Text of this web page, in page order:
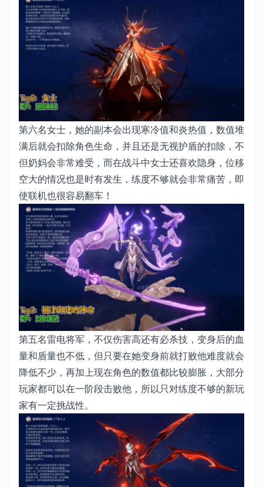
第六名女士，她的副本会出现寒冷值和炎热值，数值堆
满后就会扣除角色生命，并且还是无视护盾的扣除，不
但奶妈会非常难受，而在战斗中女士还喜欢隐身，位移
空大的情况也是时有发生，练度不够就会非常痛苦，即
使联机也很容易翻车！
第五名雷电将军，不仅伤害高还有必杀技，变身后的血
量和盾量也不低，但只要在她变身前就打败他难度就会
降低不少，再加上现在角色的数值都比较膨胀，大部分
玩家都可以在一阶段击败他，所以只对练度不够的新玩
家有一定挑战性。